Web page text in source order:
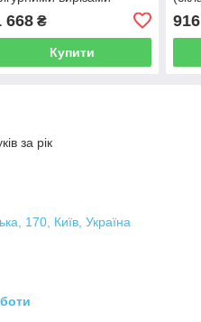
668₴
Купити
916
за рік
170, Київ, Україна